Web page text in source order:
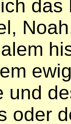
und
oder